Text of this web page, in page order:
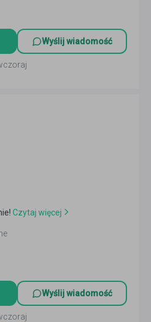
Wyślij wiadomość
Czytaj więcej
Wyślij wiadomość